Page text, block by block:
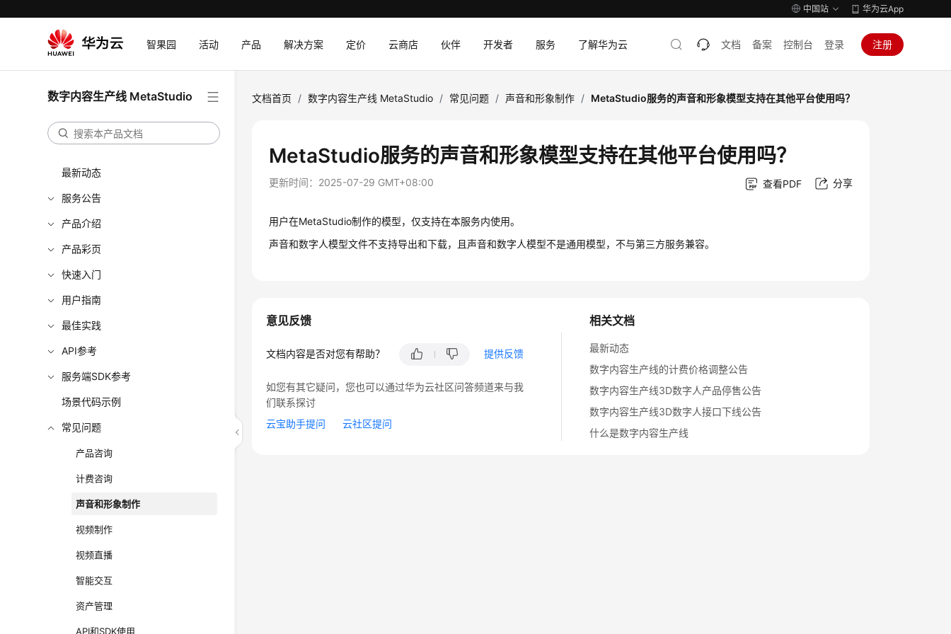
中国站 华为云App
智果园 活动 产品 解决方案 定价 云商店 伙伴 开发者 服务 了解华为云 文档 备案 控制台 登录 注册
数字内容生产线 MetaStudio
最新动态
服务公告
产品介绍
产品彩页
快速入门
用户指南
最佳实践
API参考
服务端SDK参考
场景代码示例
常见问题
产品咨询
计费咨询
声音和形象制作
视频制作
视频直播
智能交互
资产管理
API和SDK使用
文档首页 / 数字内容生产线 MetaStudio / 常见问题 / 声音和形象制作 / MetaStudio服务的声音和形象模型支持在其他平台使用吗？
MetaStudio服务的声音和形象模型支持在其他平台使用吗？
更新时间： 2025-07-29 GMT+08:00 查看PDF 分享
用户在MetaStudio制作的模型，仅支持在本服务内使用。
声音和数字人模型文件不支持导出和下载，且声音和数字人模型不是通用模型，不与第三方服务兼容。
相关文档
最新动态
数字内容生产线的计费价格调整公告
数字内容生产线3D数字人产品停售公告
数字内容生产线3D数字人接口下线公告
什么是数字内容生产线
意见反馈
文档内容是否对您有帮助？ 提供反馈
如您有其它疑问，您也可以通过华为云社区问答频道来与我
们联系探讨
云宝助手提问
云社区提问